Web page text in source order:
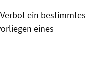
ein bestimmtes
eines